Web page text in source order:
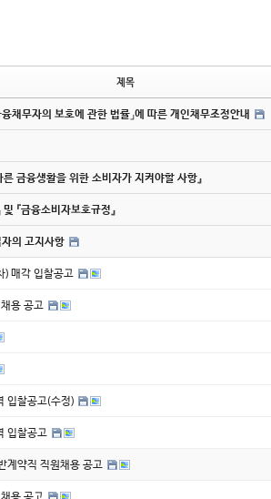
제목
채무자의 보호에 관한 법률」에 따른 개인채무조정안내
른 금융생활을 위한 소비자가 지켜야할 사항』
『금융소비자보호규정』
의 고지사항
) 매각 입찰공고
용 공고
입찰공고(수정)
입찰공고
계약직 직원채용 공고
용 공고